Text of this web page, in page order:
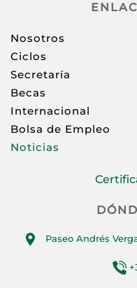
Nosotros
Ciclos
Secretaría
Becas
Internacional
Bolsa de Empleo
Noticias
Paseo Andrés